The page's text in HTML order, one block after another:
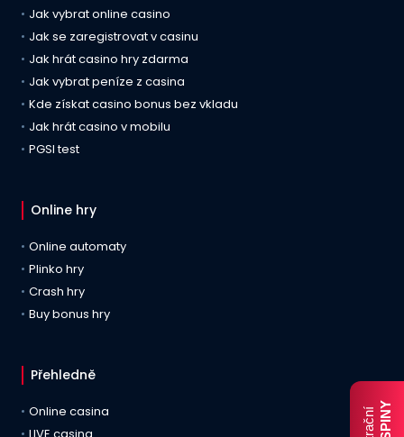
Jak vybrat online casino
Jak se zaregistrovat v casinu
Jak hrát casino hry zdarma
Jak vybrat peníze z casina
Kde získat casino bonus bez vkladu
Jak hrát casino v mobilu
PGSI test
Online hry
Online automaty
Plinko hry
Crash hry
Buy bonus hry
Přehledně
Online casina